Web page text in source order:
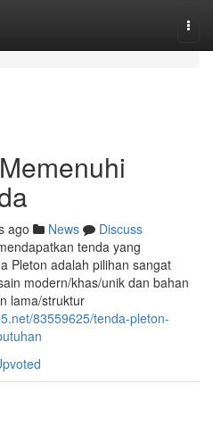
ago News
Discuss
tenda yang
Pleton adalah pilihan sangat
modern/khas/unik dan bahan
lama/struktur
83559625/tenda-pleton-